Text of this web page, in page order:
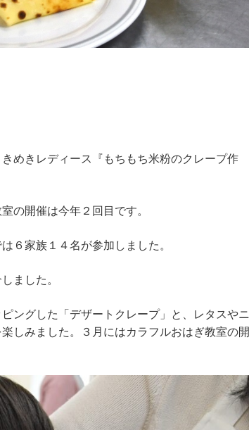
めきレディース『もちもち米粉のクレープ作
の開催は今年２回目です。
６家族１４名が参加しました。
ました。
ングした「デザートクレープ」と、レタスやニ
しみました。３月にはカラフルおはぎ教室の開